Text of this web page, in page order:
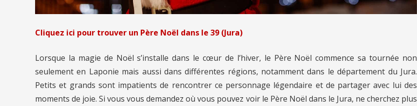
Cliquez ici pour trouver un Père Noël dans le 39 (Jura)
Lorsque la magie de Noël s’installe dans le cœur de l’hiver, le Père Noël commence sa tournée non
seulement en Laponie mais aussi dans différentes régions, notamment dans le département du Jura.
Petits et grands sont impatients de rencontrer ce personnage légendaire et de partager avec lui des
moments de joie. Si vous vous demandez où vous pouvez voir le Père Noël dans le Jura, ne cherchez plus